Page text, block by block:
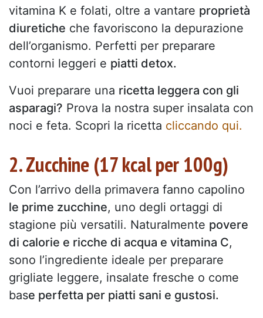
vitamina K e folati, oltre a vantare proprietà
diuretiche che favoriscono la depurazione
dell’organismo. Perfetti per preparare
contorni leggeri e piatti detox.
Vuoi preparare una ricetta leggera con gli
asparagi? Prova la nostra super insalata con
noci e feta. Scopri la ricetta cliccando qui.
2. Zucchine (17 kcal per 100g)
Con l’arrivo della primavera fanno capolino
le prime zucchine, uno degli ortaggi di
stagione più versatili. Naturalmente povere
di calorie e ricche di acqua e vitamina C,
sono l’ingrediente ideale per preparare
grigliate leggere, insalate fresche o come
base perfetta per piatti sani e gustosi.